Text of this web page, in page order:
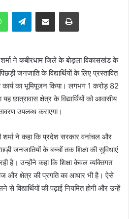
WhatsAppTelegramShare via Email Print
ने कबीरधाम जिले के बोड़ला विकासखंड के
जनजाति के विद्यार्थियों के लिए प्रस्तावित
कार्य का भूमिपूजन किया। लगभग 1 करोड़ 82
छात्रावास क्षेत्र के विद्यार्थियों को आवासीय
उपलब्ध कराएगा।
ने कहा कि प्रदेश सरकार वनांचल और
जनजातियों के बच्चों तक शिक्षा की सुविधाएं
है। उन्होंने कहा कि शिक्षा केवल व्यक्तिगत
और क्षेत्र की प्रगति का आधार भी है। ऐसे
से विद्यार्थियों की पढ़ाई नियमित होगी और उन्हें